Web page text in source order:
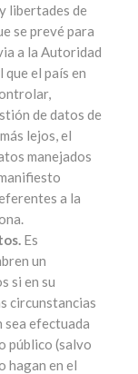
libertades de
se prevé para
a la Autoridad
el país en
de datos de
lejos, el
manejados
a la
Es
un
si en su
circunstancias
sea efectuada
público (salvo
hagan en el